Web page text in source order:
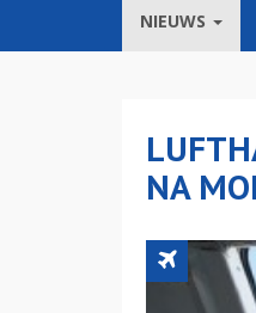
NIEUWS
NA